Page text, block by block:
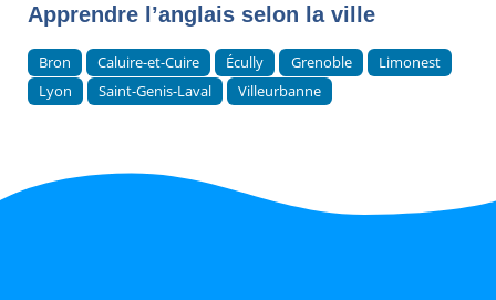
Apprendre l’anglais selon la ville
Bron Caluire-et-Cuire Écully Grenoble
Limonest
Lyon
Saint-Genis-Laval Villeurbanne